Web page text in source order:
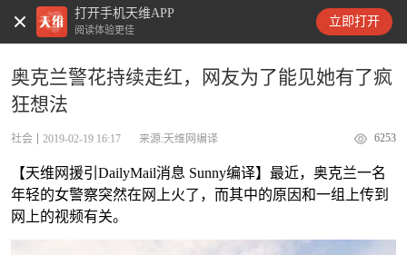
打开手机天维APP
阅读体验更佳
立即打开
天维新闻
奥克兰警花持续走红，网友为了能见她有了疯
狂想法
社会 2019-02-19 16:17 来源:天维网编译 6253
【天维网援引DailyMail消息 Sunny编译】最近，奥克兰一名
年轻的女警察突然在网上火了，而其中的原因和一组上传到
网上的视频有关。